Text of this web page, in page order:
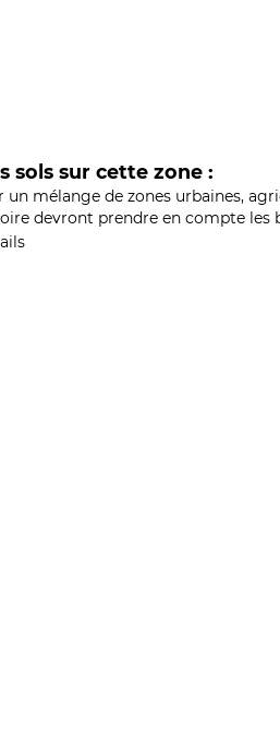
sols sur cette zone :
mélange de zones urbaines,
devront prendre en compte les